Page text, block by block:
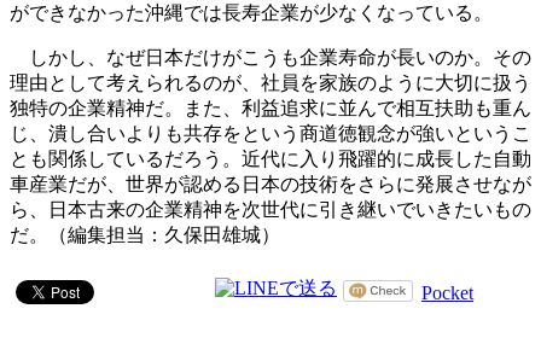
ができなかった沖縄では長寿企業が少なくなっている。
しかし、なぜ日本だけがこうも企業寿命が長いのか。その
理由として考えられるのが、社員を家族のように大切に扱う
独特の企業精神だ。また、利益追求に並んで相互扶助も重ん
じ、潰し合いよりも共存をという商道徳観念が強いというこ
とも関係しているだろう。近代に入り飛躍的に成長した自動
車産業だが、世界が認める日本の技術をさらに発展させなが
ら、日本古来の企業精神を次世代に引き継いでいきたいもの
だ。（編集担当：久保田雄城）
Pocket